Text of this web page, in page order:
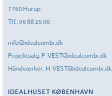
7760 Hurup
Tlf.:96 88 25 00
info@idealcombi.dk
Projektsalg: P-VEST@idealcombi.dk
Håndværker: H-VEST@idealcombi.dk
IDEALHUSET KØBENHAVN